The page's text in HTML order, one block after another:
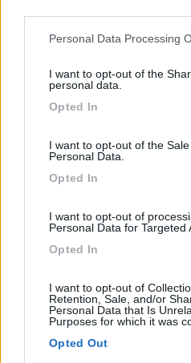
Please note that this website/
not limited to your visit or usage
grant or deny consent to
use your data for below
Personal Data Processing
I want to opt-out of the
personal data.
Opted In
I want to opt-out of the
Personal Data.
Opted In
I want to opt-out of
Personal Data for Targeted
Opted In
I want to opt-out of
Retention, Sale, and/or
Personal Data that Is
Purposes for which it was
Opted Out
Campeggio
Camping Terme